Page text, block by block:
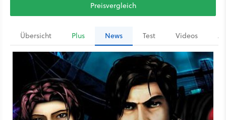
Preisvergleich
Übersicht Plus News Test Videos